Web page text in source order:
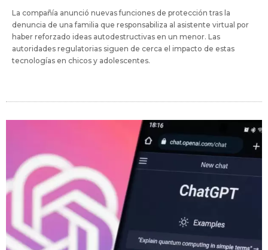
La compañía anunció nuevas funciones de protección tras la
denuncia de una familia que responsabiliza al asistente virtual por
haber reforzado ideas autodestructivas en un menor. Las
autoridades regulatorias siguen de cerca el impacto de estas
tecnologías en chicos y adolescentes.